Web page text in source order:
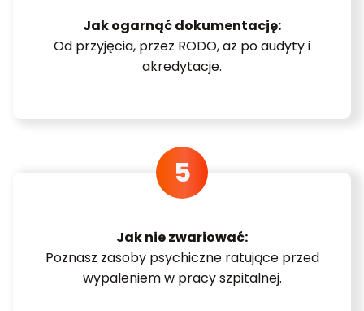
Jak ogarnąć dokumentację:
Od przyjęcia, przez RODO, aż po audyty i
akredytacje.
Jak nie zwariować:
Poznasz zasoby psychiczne ratujące przed
wypaleniem w pracy szpitalnej.